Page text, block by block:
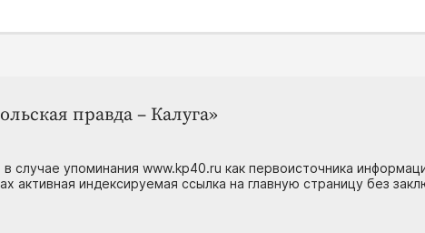
правда – Калуга»
случае упоминания www.kp40.ru как первоисточника
активная индексируемая ссылка на главную страницу без